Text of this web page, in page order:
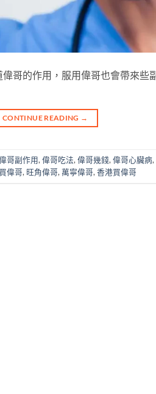
哥的作用，服用偉哥也會帶來些
CONTINUE READING →
哥副作用,偉哥吃法,偉哥幾錢,偉哥心臟病,
偉哥, 旺角偉哥,萬寧偉哥,香港買偉哥